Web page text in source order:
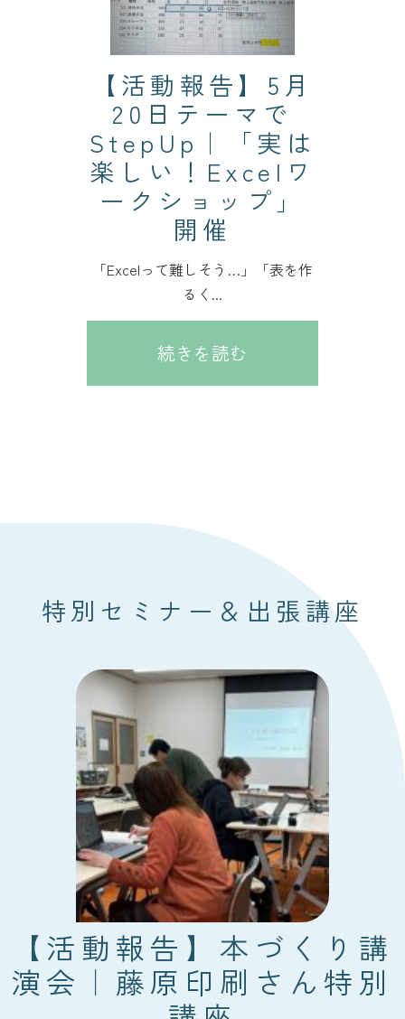
【活動報告】5月
20日テーマで
StepUp｜「実は
楽しい！Excelワ
ークショップ」
開催
「Excelって難しそう…」「表を作
るく...
続きを読む
特別セミナー＆出張講座
【活動報告】本づくり講
演会｜藤原印刷さん特別